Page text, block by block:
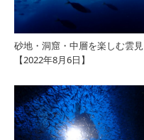
砂地・洞窟・中層を楽しむ雲見
【2022年8月6日】